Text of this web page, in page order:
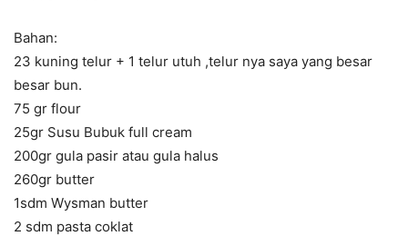
Bahan:
23 kuning telur + 1 telur utuh ,telur nya saya yang besar
besar bun.
75 gr flour
25gr Susu Bubuk full cream
200gr gula pasir atau gula halus
260gr butter
1sdm Wysman butter
2 sdm pasta coklat